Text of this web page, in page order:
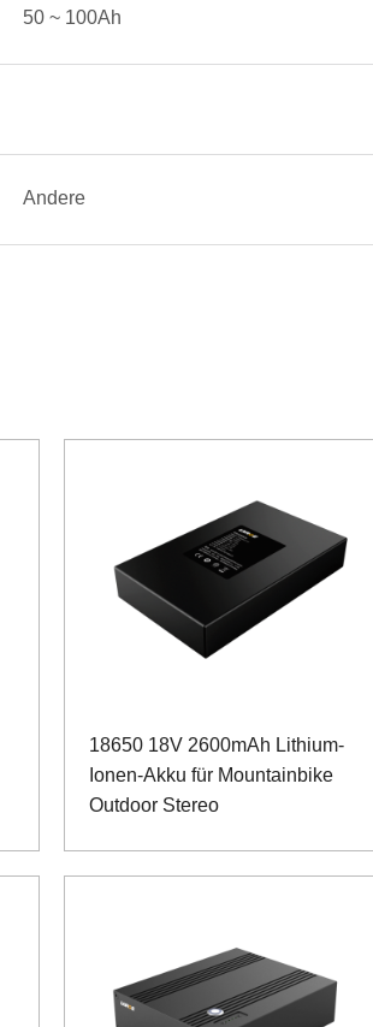
50 ~ 100Ah
Andere
18650 18V 2600mAh Lithium-
Ionen-Akku für Mountainbike
Outdoor Stereo